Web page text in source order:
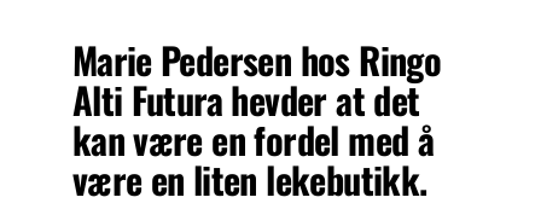
Marie Pedersen hos Ringo
Alti Futura hevder at det
kan være en fordel med å
være en liten lekebutikk.